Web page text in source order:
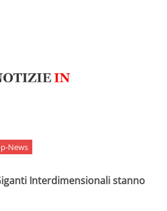
News
Interdimensionali stanno